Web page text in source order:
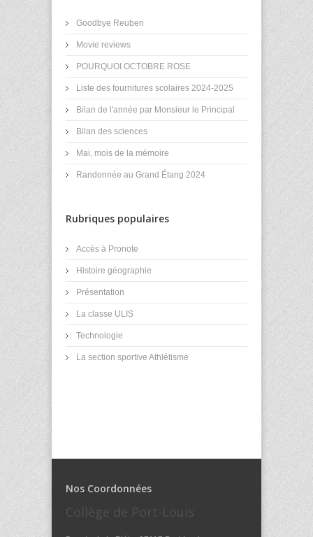
Goodbye Reuben
Movie reviews
POURQUOI OCTOBRE ROSE
Liste des fournitures scolaires 2024-2025
Bilan de l'année par Monsieur le Principal
Bilan des sciences
Mai, mois de la mémoire
Randonnée au Grand Étang 2024
Rubriques populaires
Accès à Pronote
Histoire géographie
Présentation
La classe ULIS
Technologie
La section sportive Athlétisme
Nos Coordonnées
Collège de Port-Louis